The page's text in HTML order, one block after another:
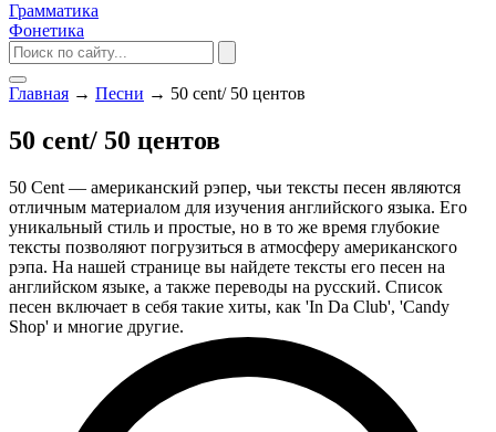
Грамматика
Фонетика
Главная → Песни → 50 cent/ 50 центов
50 cent/ 50 центов
50 Cent — американский рэпер, чьи тексты песен являются
отличным материалом для изучения английского языка. Его
уникальный стиль и простые, но в то же время глубокие
тексты позволяют погрузиться в атмосферу американского
рэпа. На нашей странице вы найдете тексты его песен на
английском языке, а также переводы на русский. Список
песен включает в себя такие хиты, как 'In Da Club', 'Candy
Shop' и многие другие.